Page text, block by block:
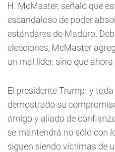
H. McMaster, señaló que
escandaloso de poder
estándares de Maduro.
elecciones, McMaster
un mal líder, sino que
El presidente Trump -y
demostrado su
amigo y aliado de
se mantendrá no sólo con
siguen siendo víctimas de